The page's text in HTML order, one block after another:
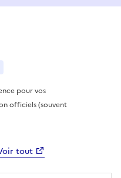
pour vos
officiels (souvent
tout